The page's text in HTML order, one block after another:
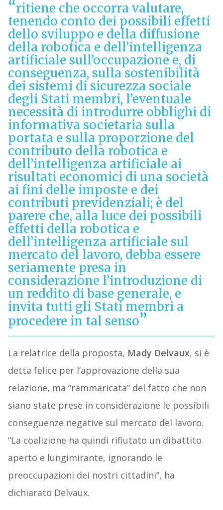
ritiene che occorra valutare,
tenendo conto dei possibili effetti
dello sviluppo e della diffusione
della robotica e dell’intelligenza
artificiale sull’occupazione e, di
conseguenza, sulla sostenibilità
dei sistemi di sicurezza sociale
degli Stati membri, l’eventuale
necessità di introdurre obblighi di
informativa societaria sulla
portata e sulla proporzione del
contributo della robotica e
dell’intelligenza artificiale ai
risultati economici di una società
ai fini delle imposte e dei
contributi previdenziali; è del
parere che, alla luce dei possibili
effetti della robotica e
dell’intelligenza artificiale sul
mercato del lavoro, debba essere
seriamente presa in
considerazione l’introduzione di
un reddito di base generale, e
invita tutti gli Stati membri a
procedere in tal senso
La relatrice della proposta, Mady Delvaux, si è
detta felice per l’approvazione della sua
relazione, ma “rammaricata” del fatto che non
siano state prese in considerazione le possibili
conseguenze negative sul mercato del lavoro.
“La coalizione ha quindi rifiutato un dibattito
aperto e lungimirante, ignorando le
preoccupazioni dei nostri cittadini”, ha
dichiarato Delvaux.